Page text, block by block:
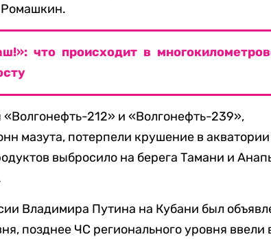
Ромашкин.
что происходит в
212» и «Волгонефть-239»,
мазута, потерпели крушение в акватории
выбросило на берега Тамани и
Владимира Путина на Кубани был
позднее ЧС регионального уровня ввели